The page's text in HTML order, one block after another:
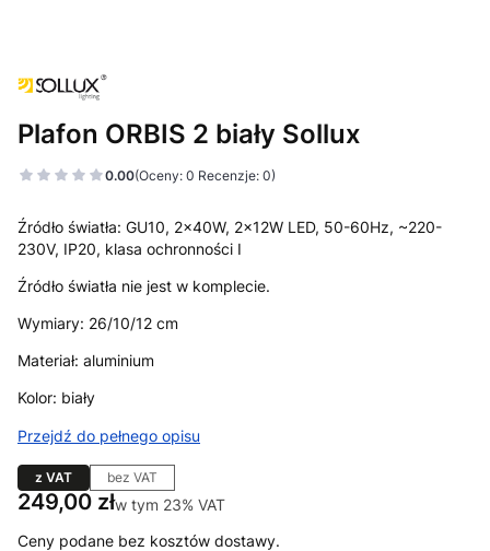
Plafon ORBIS 2 biały Sollux
0.00(Oceny: 0 Recenzje: 0)
Źródło światła: GU10, 2x40W, 2x12W LED, 50-60Hz, ~220-
230V, IP20, klasa ochronności I
Źródło światła nie jest w komplecie.
Wymiary: 26/10/12 cm
Materiał: aluminium
Kolor: biały
Przejdź do pełnego opisu
z VAT bez VAT
Cena
249,00 złw tym 23% VAT
w tym 23% VAT
Ceny podane bez kosztów dostawy.